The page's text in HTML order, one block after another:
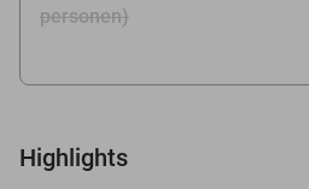
personen)
Highlights